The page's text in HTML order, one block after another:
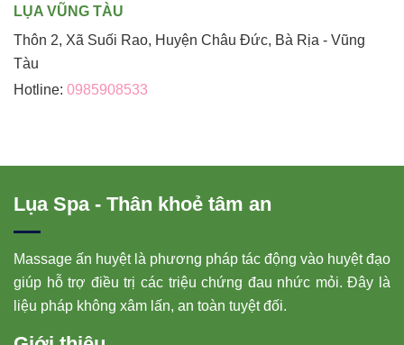
LỤA VŨNG TÀU
Thôn 2, Xã Suối Rao, Huyện Châu Đức, Bà Rịa - Vũng
Tàu
Hotline: 0985908533
Lụa Spa - Thân khoẻ tâm an
Massage ấn huyệt là phương pháp tác động vào huyệt đạo
giúp hỗ trợ điều trị các triệu chứng đau nhức mỏi. Đây là
liệu pháp không xâm lấn, an toàn tuyệt đối.